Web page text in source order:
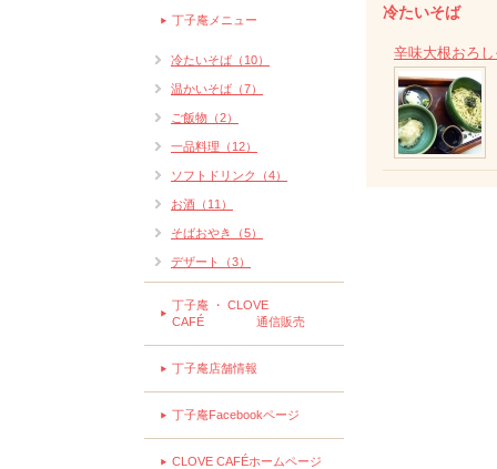
冷たいそば
辛味大根おろ
丁子庵メニュー
冷たいそば（10）
温かいそば（7）
ご飯物（2）
一品料理（12）
ソフトドリンク（4）
お酒（11）
そばおやき（5）
デザート（3）
丁子庵 ・ CLOVE
CAFÉ 通信販売
丁子庵店舗情報
丁子庵Facebookページ
CLOVE CAFÉホームページ